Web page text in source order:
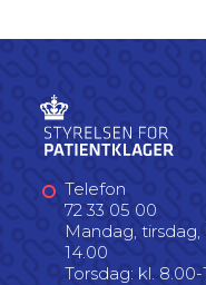
Telefon
72 33 05 00
Mandag,
14.00
Torsdag: kl. 8.00-